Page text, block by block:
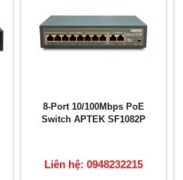
8-Port 10/100Mbps PoE
Switch APTEK SF1082P
Liên hệ: 0948232215